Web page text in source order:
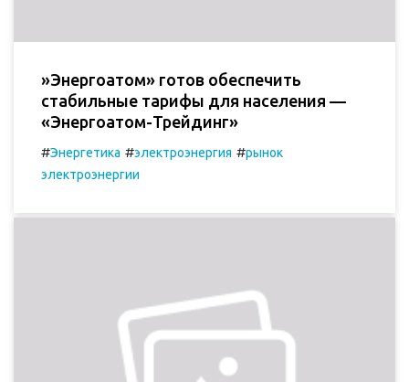
»Энергоатом» готов обеспечить
стабильные тарифы для населения —
«Энергоатом-Трейдинг»
#Энергетика #электроэнергия #рынок
электроэнергии